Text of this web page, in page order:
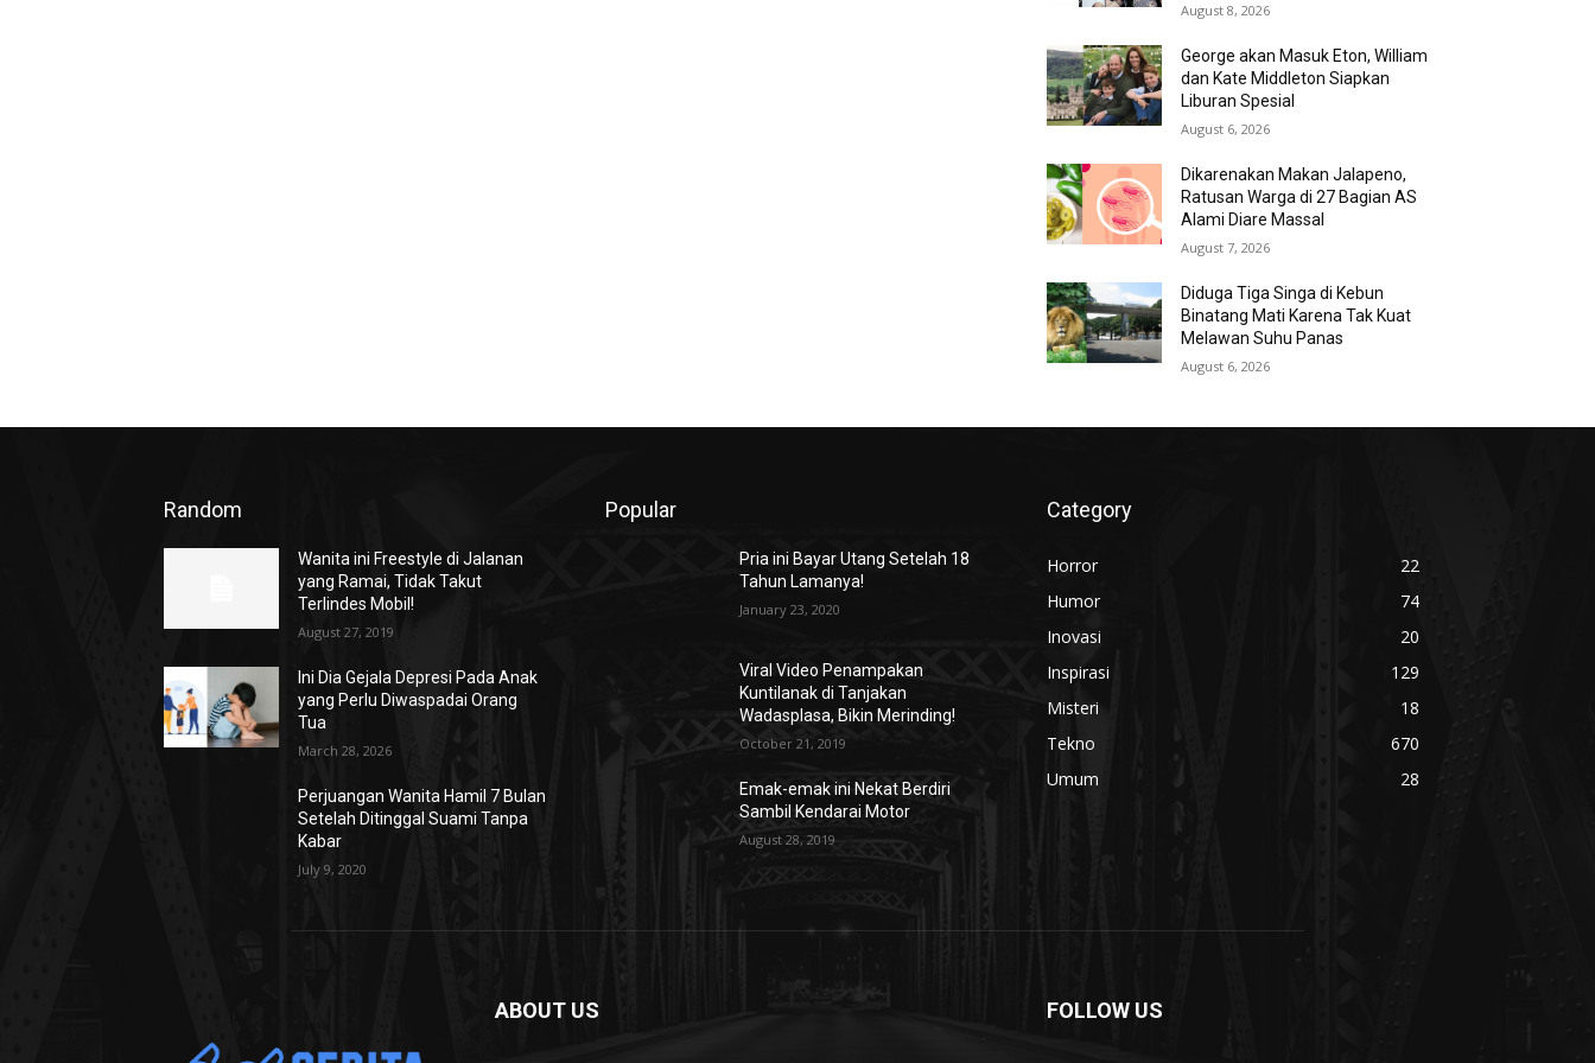
August 8, 2026
George akan Masuk Eton, William
dan Kate Middleton Siapkan
Liburan Spesial
August 6, 2026
Dikarenakan Makan Jalapeno,
Ratusan Warga di 27 Bagian AS
Alami Diare Massal
August 7, 2026
Diduga Tiga Singa di Kebun
Binatang Mati Karena Tak Kuat
Melawan Suhu Panas
August 6, 2026
Random
Wanita ini Freestyle di Jalanan
yang Ramai, Tidak Takut
Terlindes Mobil!
August 27, 2019
Ini Dia Gejala Depresi Pada Anak
yang Perlu Diwaspadai Orang
Tua
March 28, 2026
Perjuangan Wanita Hamil 7 Bulan
Setelah Ditinggal Suami Tanpa
Kabar
July 9, 2020
Popular
Pria ini Bayar Utang Setelah 18
Tahun Lamanya!
January 23, 2020
Viral Video Penampakan
Kuntilanak di Tanjakan
Wadasplasa, Bikin Merinding!
October 21, 2019
Emak-emak ini Nekat Berdiri
Sambil Kendarai Motor
August 28, 2019
Category
Horror
22
Humor
74
Inovasi
20
Inspirasi
129
Misteri
18
Tekno
670
Umum
28
ABOUT US FOLLOW US